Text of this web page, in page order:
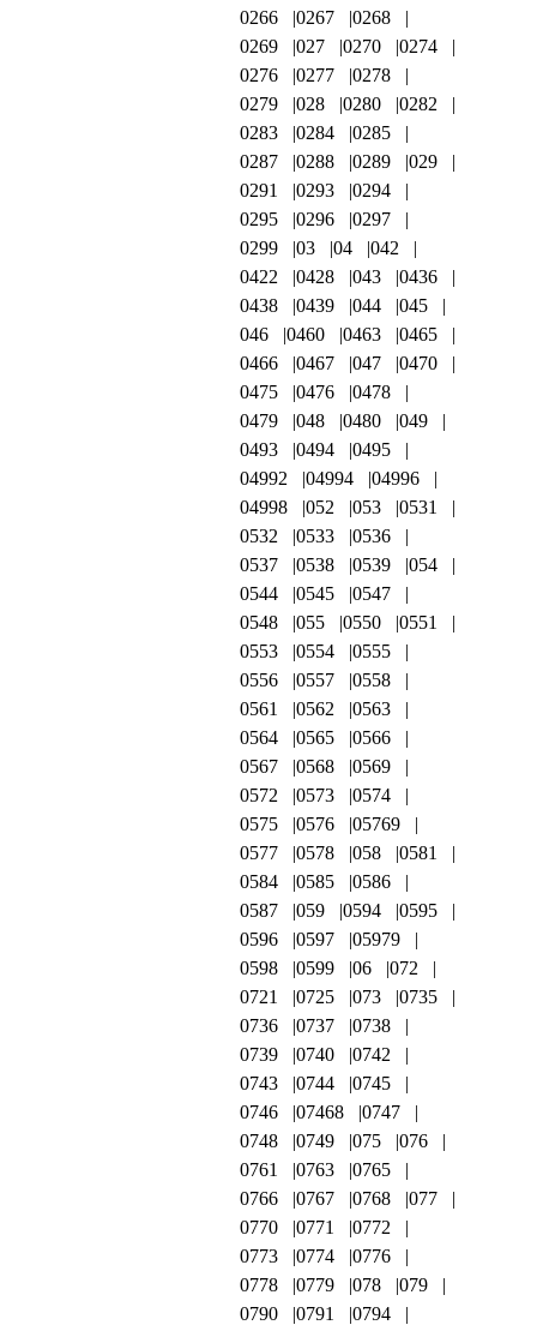
0266
0267
0268
0269
027 0270
0274
0276
0277
0278
0279
028 0280
0282
0283
0284
0285
0287
0288 0289
029
0291
0293
0294
0295
0296
0297
0299
03 04
042
0422
0428 043
0436
0438
0439 044
045
046
0460 0463
0465
0466
0467 047
0470
0475
0476
0478
0479
048 0480
049
0493
0494
0495
04992
04994
04996
04998
052 053
0531
0532
0533
0536
0537
0538 0539
054
0544
0545
0547
0548
055 0550
0551
0553
0554
0555
0556
0557
0558
0561
0562
0563
0564
0565
0566
0567
0568
0569
0572
0573
0574
0575
0576
05769
0577
0578 058
0581
0584
0585
0586
0587
059 0594
0595
0596
0597
05979
0598
0599 06
072
0721
0725 073
0735
0736
0737
0738
0739
0740
0742
0743
0744
0745
0746
07468
0747
0748
0749 075
076
0761
0763
0765
0766
0767 0768
077
0770
0771
0772
0773
0774
0776
0778
0779 078
079
0790
0791
0794